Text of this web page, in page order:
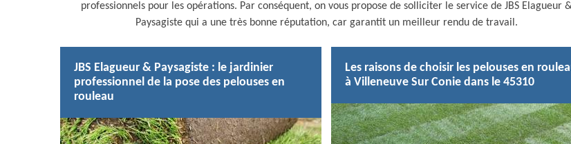
professionnels pour les opérations. Par conséquent, on vous propose de solliciter le service de JBS Elagueur
Paysagiste qui a une très bonne réputation, car garantit un meilleur rendu de travail.
JBS Elagueur & Paysagiste : le jardinier
professionnel de la pose des pelouses en
rouleau
Les raisons de choisir les pelouses en
à Villeneuve Sur Conie dans le 45310